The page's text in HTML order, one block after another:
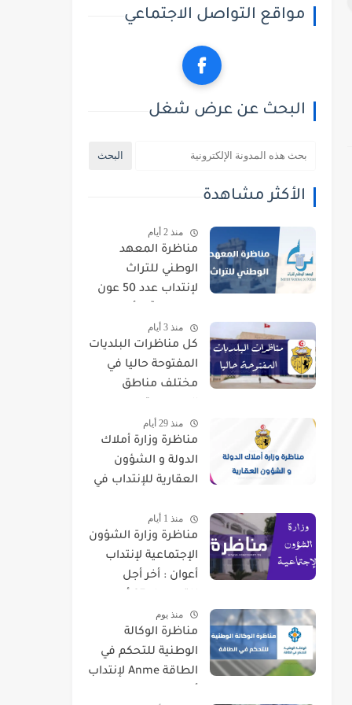
مواقع التواصل الاجتماعي
البحث عن عرض شغل
الأكثر مشاهدة
منذ 2 أيام
مناظرة المعهد
الوطني للتراث
لإنتداب عدد 50 عون
2026
منذ 3 أيام
كل مناظرات البلديات
المفتوحة حاليا في
مختلف مناطق
منذ 29 أيام
مناظرة وزارة أملاك
الدولة و الشؤون
العقارية للإنتداب في
منذ 1 أيام
مناظرة وزارة الشؤون
الإجتماعية لإنتداب
أعوان : أخر أجل
2026منذ يوم
مناظرة الوكالة
الوطنية للتحكم في
الطاقة Anme لإنتداب